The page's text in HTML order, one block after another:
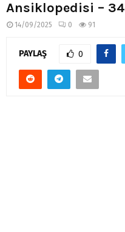
Ansiklopedisi – 34
14/09/2025 0 91
PAYLAŞ 0